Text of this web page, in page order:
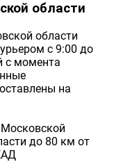
области
области
с 9:00 до
с момента
на
до 80 км от